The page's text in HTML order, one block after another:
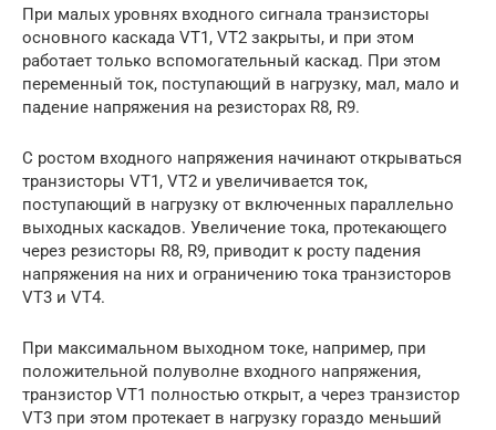
При малых уровнях входного сигнала транзисторы
основного каскада VТ1, VТ2 закрыты, и при этом
работает только вспомогательный каскад. При этом
переменный ток, поступающий в нагрузку, мал, мало и
падение напряжения на резисторах R8, R9.
С ростом входного напряжения начинают открываться
транзисторы VТ1, VТ2 и увеличивается ток,
поступающий в нагрузку от включенных параллельно
выходных каскадов. Увеличение тока, протекающего
через резисторы R8, R9, приводит к росту падения
напряжения на них и ограничению тока транзисторов
VТ3 и VТ4.
При максимальном выходном токе, например, при
положительной полуволне входного напряжения,
транзистор VТ1 полностью открыт, а через транзистор
VТ3 при этом протекает в нагрузку гораздо меньший